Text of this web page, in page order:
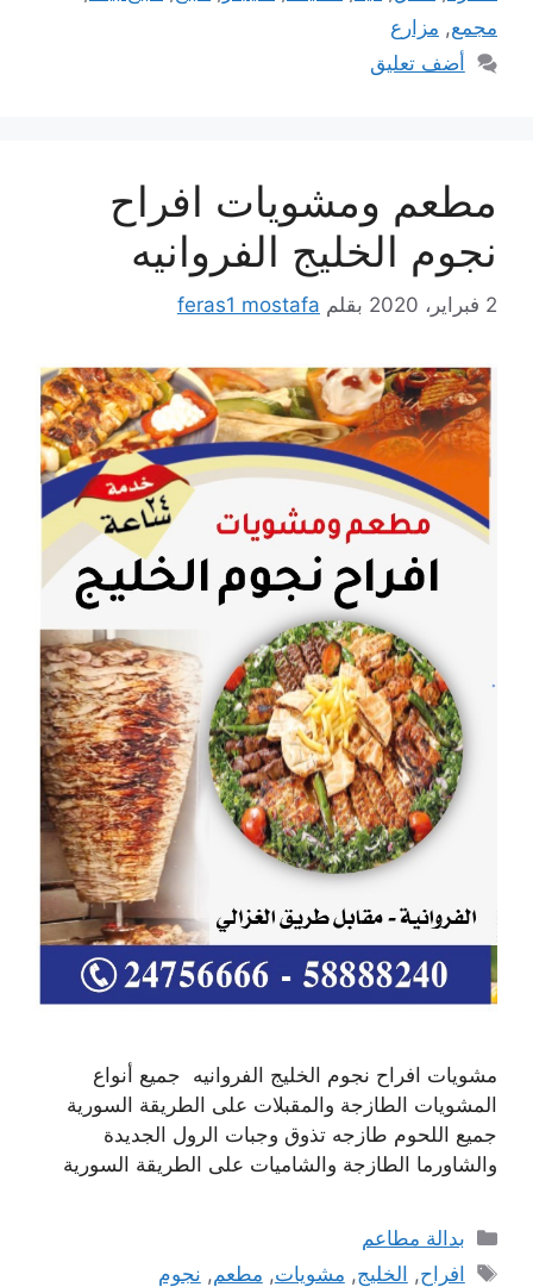
مجمع, مزارع
أضف تعليق
مطعم ومشويات افراح
نجوم الخليج الفروانيه
2 فبراير، 2020 بقلم feras1 mostafa
مشويات افراح نجوم الخليج الفروانيه جميع أنواع
المشويات الطازجة والمقبلات على الطريقة السورية
جميع اللحوم طازجه تذوق وجبات الرول الجديدة
والشاورما الطازجة والشاميات على الطريقة السورية
التصنيفات
بدالة مطاعم
الوسوم
افراح, الخليج, مشويات, مطعم, نجوم